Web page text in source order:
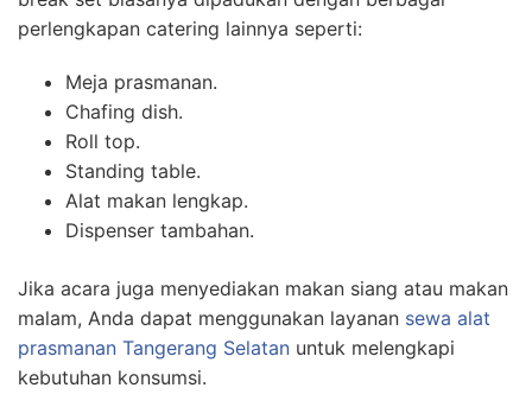
perlengkapan catering lainnya seperti:
Meja prasmanan.
Chafing dish.
Roll top.
Standing table.
Alat makan lengkap.
Dispenser tambahan.
Jika acara juga menyediakan makan siang atau makan
malam, Anda dapat menggunakan layanan sewa alat
prasmanan Tangerang Selatan untuk melengkapi
kebutuhan konsumsi.